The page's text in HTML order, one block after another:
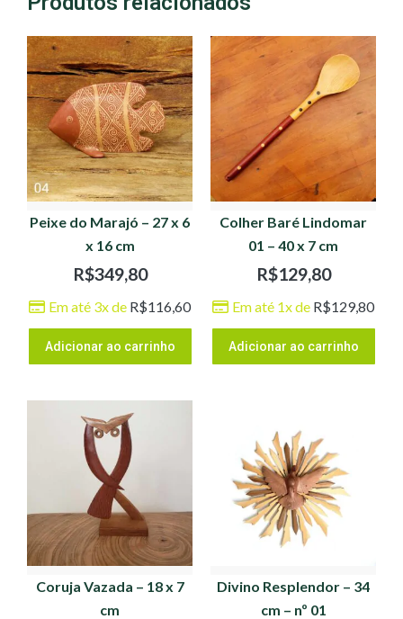
Peixe do Marajó – 27 x 6
x 16 cm
R$349,80
Em até 3x de R$116,60
Adicionar ao carrinho
Colher Baré Lindomar
01 – 40 x 7 cm
R$129,80
Em até 1x de R$129,80
Adicionar ao carrinho
Coruja Vazada – 18 x 7
cm
Divino Resplendor – 34
cm – nº 01